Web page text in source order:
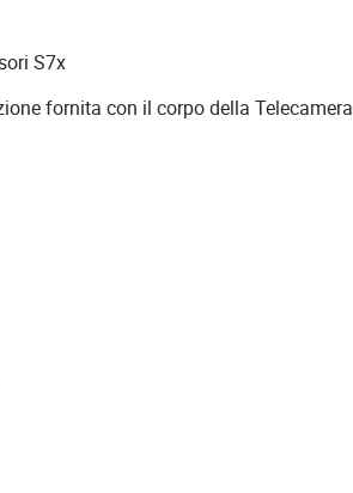
S7x
fornita con il corpo della Telecamera